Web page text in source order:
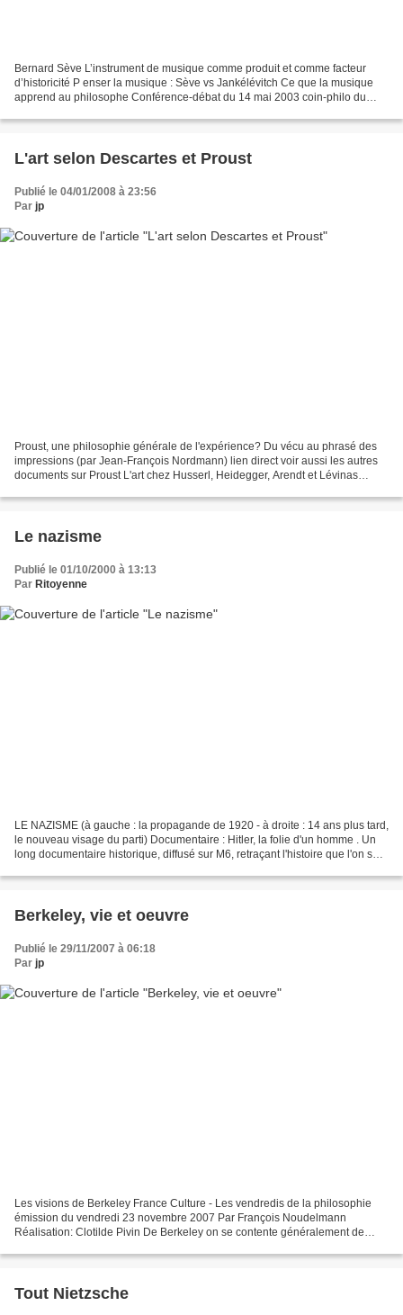
Bernard Sève L’instrument de musique comme produit et comme facteur
d’historicité P enser la musique : Sève vs Jankélévitch Ce que la musique
apprend au philosophe Conférence-débat du 14 mai 2003 coin-philo du
L'art selon Descartes et Proust
Publié le 04/01/2008 à 23:56
Par jp
Proust, une philosophie générale de l'expérience? Du vécu au phrasé des
impressions (par Jean-François Nordmann) lien direct voir aussi les autres
documents sur Proust L'art chez Husserl, Heidegger, Arendt et Lévinas
Le nazisme
Publié le 01/10/2000 à 13:13
Par Ritoyenne
LE NAZISME (à gauche : la propagande de 1920 - à droite : 14 ans plus tard,
le nouveau visage du parti) Documentaire : Hitler, la folie d'un homme . Un
long documentaire historique, diffusé sur M6, retraçant l'histoire que l'on sait.
Berkeley, vie et oeuvre
Publié le 29/11/2007 à 06:18
Par jp
Les visions de Berkeley France Culture - Les vendredis de la philosophie
émission du vendredi 23 novembre 2007 Par François Noudelmann
Réalisation: Clotilde Pivin De Berkeley on se contente généralement de
Tout Nietzsche